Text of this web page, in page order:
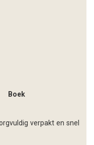
Boek
verpakt en snel